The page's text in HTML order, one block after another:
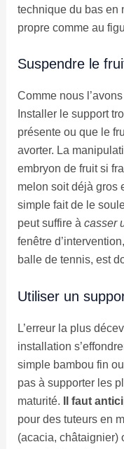
technique du bas en
propre comme au
Suspendre le
Comme nous
Installer le support
présente ou que le
avorter. La
embryon de fruit si
melon soit déjà gros
simple fait de le
peut suffire à casser
fenêtre
balle de tennis, est
Utiliser un
L’erreur la plus
installation
simple bambou fin
pas à supporter les
maturité.
Il faut
pour des tuteurs en
(acacia, châtaignier)